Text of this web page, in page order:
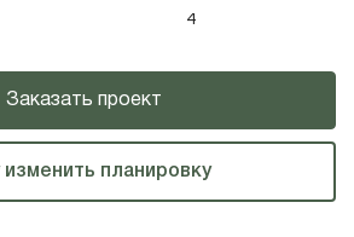
4
Заказать проект
изменить планировку